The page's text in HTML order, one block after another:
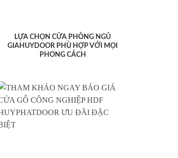
LỰA CHỌN CỬA PHÒNG NGỦ
GIAHUYDOOR PHÙ HỢP VỚI MỌI
PHONG CÁCH